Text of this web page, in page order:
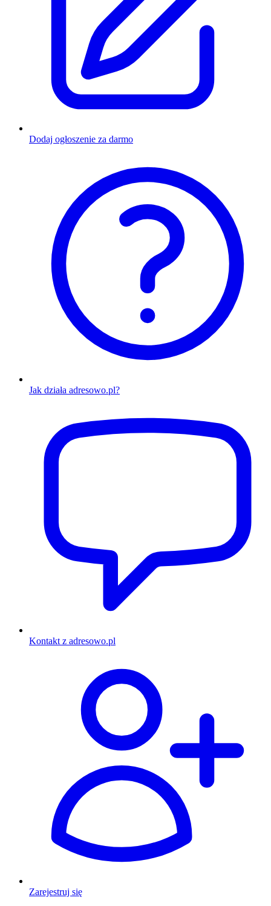
Dodaj ogłoszenie za darmo
Jak działa adresowo.pl?
Kontakt z adresowo.pl
Zarejestruj się